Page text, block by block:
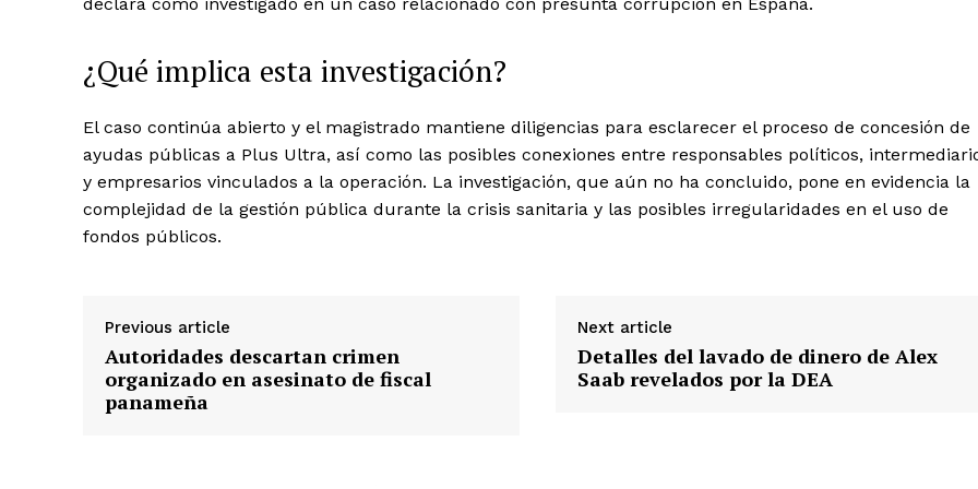
¿Qué implica esta investigación?
El caso continúa abierto y el magistrado mantiene diligencias para esclarecer el proceso de concesión de
ayudas públicas a Plus Ultra, así como las posibles conexiones entre responsables políticos,
y empresarios vinculados a la operación. La investigación, que aún no ha concluido, pone en evidencia la
complejidad de la gestión pública durante la crisis sanitaria y las posibles irregularidades en el uso de
fondos públicos.
Previous article
Autoridades descartan crimen
organizado en asesinato de fiscal
panameña
Next article
Detalles del lavado de dinero de Alex
Saab revelados por la DEA